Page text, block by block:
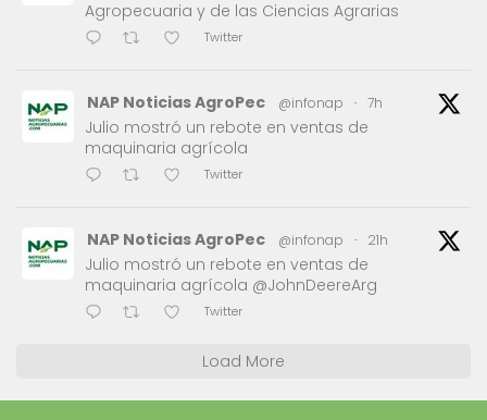
Agropecuaria y de las Ciencias Agrarias
Twitter
NAP Noticias AgroPec @infonap · 7h
Julio mostró un rebote en ventas de
maquinaria agrícola
Twitter
NAP Noticias AgroPec @infonap · 21h
Julio mostró un rebote en ventas de
maquinaria agrícola @JohnDeereArg
Twitter
Load More